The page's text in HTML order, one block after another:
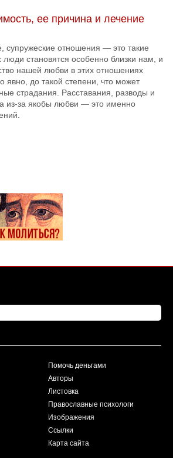
ее причина и лечение
супружеские отношения — это такие
становятся особенно близки нам, и
нашей любви в этих отношениях
явно, до такой степени, что может
страдания. Расставания, разводы и
из-за якобы любви — это именно
Помочь деньгами
Авторы
Листовка
Православные психологи
Изображения
Ссылки
Карта сайта